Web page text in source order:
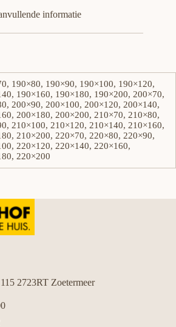
informatie
190×80, 190×90, 190×100, 190×120,
190×160, 190×180, 190×200, 200×70,
200×90, 200×100, 200×120, 200×140,
200×180, 200×200, 210×70, 210×80,
210×100, 210×120, 210×140, 210×160,
210×200, 220×70, 220×80, 220×90,
220×120, 220×140, 220×160,
220×200
2723RT Zoetermeer